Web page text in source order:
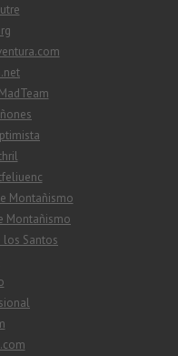
Montañismo
Montañismo
los Santos